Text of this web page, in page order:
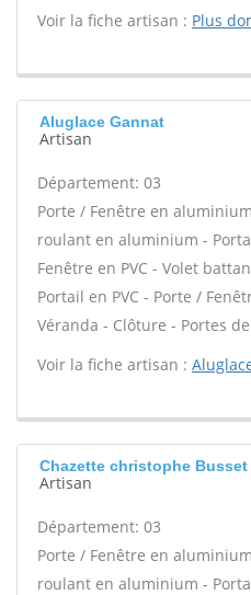
Voir la fiche artisan : Plus
Aluglace Gannat
Artisan
Département: 03
Porte / Fenêtre en
roulant en aluminium -
Fenêtre en PVC - Volet
Portail en PVC - Porte /
Véranda - Clôture - Portes
Voir la fiche artisan :
Chazette christophe Busset
Artisan
Département: 03
Porte / Fenêtre en
roulant en aluminium -